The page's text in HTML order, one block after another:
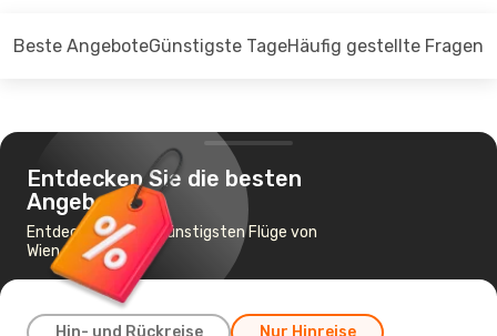
Beste AngeboteGünstigste TageHäufig gestellte Fragen
Entdecken Sie die besten
Angebote
Entdecken Sie die günstigsten Flüge von
Wien nach Fès
Hin- und Rückreise Nur Hinreise